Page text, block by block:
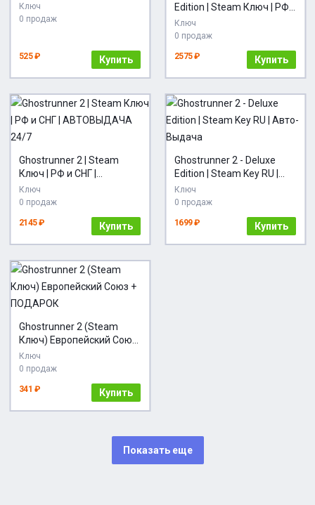
Ключ
0 продаж
525 ₽ Купить
Edition | Steam Ключ | РФ
и СНГ | АВТОВЫДАЧА
24/7
Ключ
0 продаж
2575 ₽ Купить
Ghostrunner 2 | Steam
Ключ | РФ и СНГ |
АВТОВЫДАЧА 24/7
Ключ
0 продаж
2145 ₽ Купить
Ghostrunner 2 - Deluxe
Edition | Steam Key RU |
Авто-Выдача
Ключ
0 продаж
1699 ₽ Купить
Ghostrunner 2 (Steam
Ключ) Европейский Союз
+ ПОДАРОК
Ключ
0 продаж
341 ₽ Купить
Показать еще